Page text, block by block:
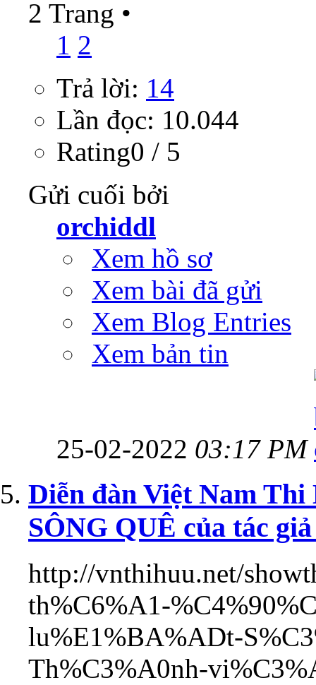
2 Trang •
1 2
Trả lời: 14
Lần đọc: 10.044
Rating0 / 5
Gửi cuối bởi
orchiddl
Xem hồ sơ
Xem bài đã gửi
Xem Blog Entries
Xem bản tin
25-02-2022 03:17 PM
Diễn đàn Việt Nam
SÔNG QUÊ của tác
http://vnthihuu.net/
th%C6%A1-
lu%E1%BA%ADt-
Th%C3%A0nh-